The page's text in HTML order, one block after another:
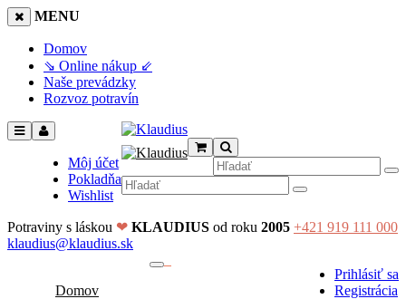
MENU
Domov
⇘ Online nákup ⇙
Naše prevádzky
Rozvoz potravín
Môj účet
Pokladňa
Wishlist
Potraviny s láskou ❤ KLAUDIUS od roku 2005 +421 919 111 000
klaudius@klaudius.sk
Prihlásiť sa
Registrácia
Domov